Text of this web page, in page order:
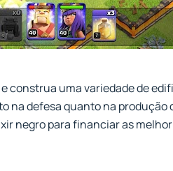
construa uma variedade de
na defesa quanto na produção
negro para financiar as